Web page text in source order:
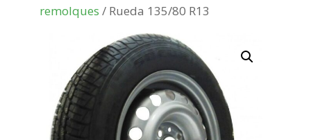
remolques / Rueda 135/80 R13